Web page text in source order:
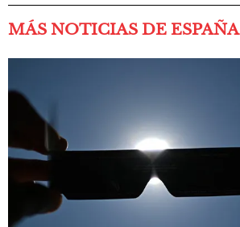
MÁS NOTICIAS DE ESPAÑA